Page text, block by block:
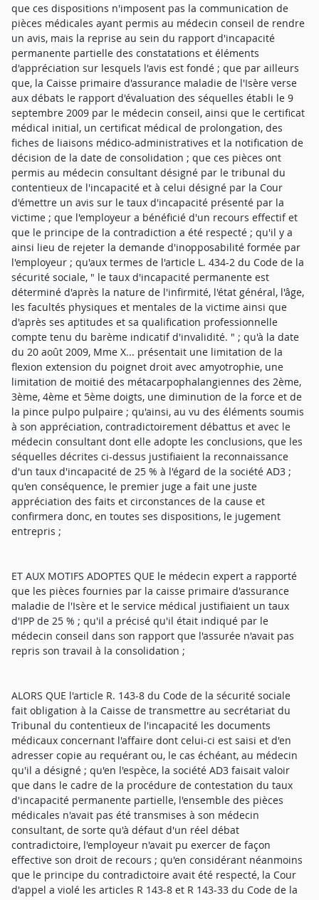
que ces dispositions n'imposent pas la communication de
pièces médicales ayant permis au médecin conseil de rendre
un avis, mais la reprise au sein du rapport d'incapacité
permanente partielle des constatations et éléments
d'appréciation sur lesquels l'avis est fondé ; que par ailleurs
que, la Caisse primaire d'assurance maladie de l'Isère verse
aux débats le rapport d'évaluation des séquelles établi le 9
septembre 2009 par le médecin conseil, ainsi que le certificat
médical initial, un certificat médical de prolongation, des
fiches de liaisons médico-administratives et la notification de
décision de la date de consolidation ; que ces pièces ont
permis au médecin consultant désigné par le tribunal du
contentieux de l'incapacité et à celui désigné par la Cour
d'émettre un avis sur le taux d'incapacité présenté par la
victime ; que l'employeur a bénéficié d'un recours effectif et
que le principe de la contradiction a été respecté ; qu'il y a
ainsi lieu de rejeter la demande d'inopposabilité formée par
l'employeur ; qu'aux termes de l'article L. 434-2 du Code de la
sécurité sociale, " le taux d'incapacité permanente est
déterminé d'après la nature de l'infirmité, l'état général, l'âge,
les facultés physiques et mentales de la victime ainsi que
d'après ses aptitudes et sa qualification professionnelle
compte tenu du barème indicatif d'invalidité. " ; qu'à la date
du 20 août 2009, Mme X... présentait une limitation de la
flexion extension du poignet droit avec amyotrophie, une
limitation de moitié des métacarpophalangiennes des 2ème,
3ème, 4ème et 5ème doigts, une diminution de la force et de
la pince pulpo pulpaire ; qu'ainsi, au vu des éléments soumis
à son appréciation, contradictoirement débattus et avec le
médecin consultant dont elle adopte les conclusions, que les
séquelles décrites ci-dessus justifiaient la reconnaissance
d'un taux d'incapacité de 25 % à l'égard de la société AD3 ;
qu'en conséquence, le premier juge a fait une juste
appréciation des faits et circonstances de la cause et
confirmera donc, en toutes ses dispositions, le jugement
entrepris ;
ET AUX MOTIFS ADOPTES QUE le médecin expert a rapporté
que les pièces fournies par la caisse primaire d'assurance
maladie de l'Isère et le service médical justifiaient un taux
d'IPP de 25 % ; qu'il a précisé qu'il était indiqué par le
médecin conseil dans son rapport que l'assurée n'avait pas
repris son travail à la consolidation ;
ALORS QUE l'article R. 143-8 du Code de la sécurité sociale
fait obligation à la Caisse de transmettre au secrétariat du
Tribunal du contentieux de l'incapacité les documents
médicaux concernant l'affaire dont celui-ci est saisi et d'en
adresser copie au requérant ou, le cas échéant, au médecin
qu'il a désigné ; qu'en l'espèce, la société AD3 faisait valoir
que dans le cadre de la procédure de contestation du taux
d'incapacité permanente partielle, l'ensemble des pièces
médicales n'avait pas été transmises à son médecin
consultant, de sorte qu'à défaut d'un réel débat
contradictoire, l'employeur n'avait pu exercer de façon
effective son droit de recours ; qu'en considérant néanmoins
que le principe du contradictoire avait été respecté, la Cour
d'appel a violé les articles R 143-8 et R 143-33 du Code de la